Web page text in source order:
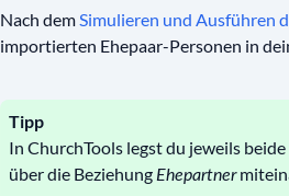
Nach dem Simulieren und Ausführen
importierten Ehepaar-Personen in
Tipp
In ChurchTools legst du jeweils
über die Beziehung Ehepartner